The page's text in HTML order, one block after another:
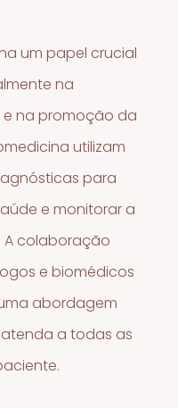
um papel crucial
na
na promoção da
utilizam
para
e monitorar a
colaboração
e biomédicos
abordagem
a todas as